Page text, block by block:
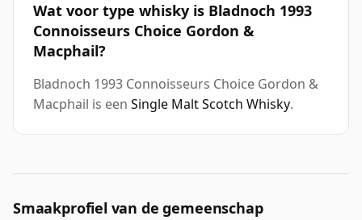
Wat voor type whisky is Bladnoch 1993
Connoisseurs Choice Gordon &
Macphail?
Bladnoch 1993 Connoisseurs Choice Gordon &
Macphail is een Single Malt Scotch Whisky.
Smaakprofiel van de gemeenschap